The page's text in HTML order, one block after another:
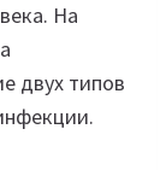
На
двух типов